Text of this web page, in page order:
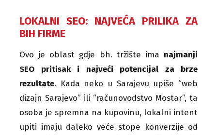
LOKALNI SEO: NAJVEĆA PRILIKA ZA
BIH FIRME
Ovo je oblast gdje bh. tržište ima najmanji
SEO pritisak i najveći potencijal za brze
rezultate. Kada neko u Sarajevu upiše “web
dizajn Sarajevo” ili “računovodstvo Mostar”, ta
osoba je spremna na kupovinu, lokalni intent
upiti imaju daleko veće stope konverzije od